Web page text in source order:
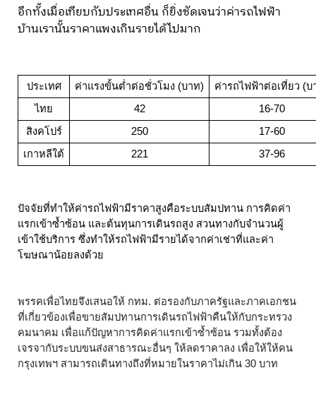
อีกทั้งเมื่อเทียบกับประเทศอื่น ก็ยิ่งชัดเจนว่าค่ารถไฟฟ้า
บ้านเรานั้นราคาแพงเกินรายได้ไปมาก
ประเทศ ค่าแรงขั้นต่ำต่อชั่วโมง (บาท)
ค่ารถไฟฟ้าต่อเที่ยว (บ
ไทย
42
16-70
สิงคโปร์
250
17-60
เกาหลีใต้
221 37-96
ปัจจัยที่ทำให้ค่ารถไฟฟ้ามีราคาสูงคือระบบสัมปทาน การคิดค่า
แรกเข้าซ้ำซ้อน และต้นทุนการเดินรถสูง สวนทางกับจำนวนผู้
เข้าใช้บริการ ซึ่งทำให้รถไฟฟ้ามีรายได้จากค่าเช่าที่และค่า
โฆษณาน้อยลงด้วย
พรรคเพื่อไทยจึงเสนอให้ กทม. ต่อรองกับภาครัฐและภาคเอกชน
ที่เกี่ยวข้องเพื่อขายสัมปทานการเดินรถไฟฟ้าคืนให้กับกระทรวง
คมนาคม เพื่อแก้ปัญหาการคิดค่าแรกเข้าซ้ำซ้อน รวมทั้งต้อง
เจรจากับระบบขนส่งสาธารณะอื่นๆ ให้ลดราคาลง เพื่อให้ให้คน
กรุงเทพฯ สามารถเดินทางถึงที่หมายในราคาไม่เกิน 30 บาท